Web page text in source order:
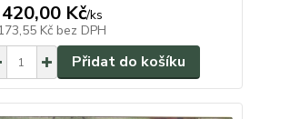
Kč/ks
Kč bez DPH
Přidat do košíku